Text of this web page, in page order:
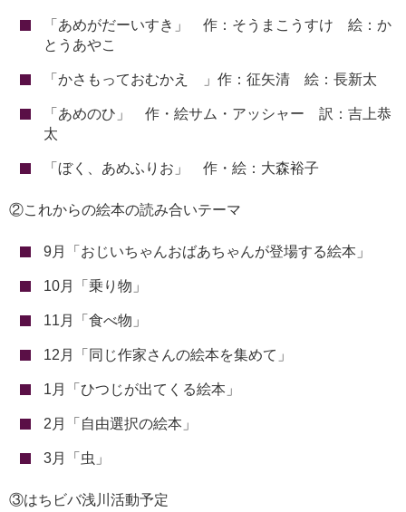
「あめがだーいすき」 作：そうまこうすけ 絵：か
とうあやこ
「かさもっておむかえ 」作：征矢清 絵：長新太
「あめのひ」 作・絵サム・アッシャー 訳：吉上恭
太
「ぼく、あめふりお」 作・絵：大森裕子
②これからの絵本の読み合いテーマ
9月「おじいちゃんおばあちゃんが登場する絵本」
10月「乗り物」
11月「食べ物」
12月「同じ作家さんの絵本を集めて」
1月「ひつじが出てくる絵本」
2月「自由選択の絵本」
3月「虫」
③はちビバ浅川活動予定